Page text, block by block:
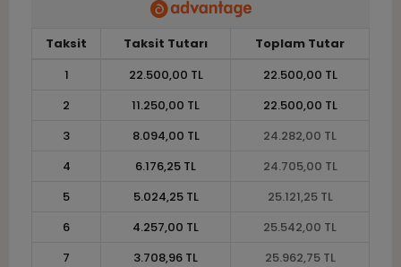
Taksit Taksit Tutarı
Toplam Tutar
1
22.500,00 TL
22.500,00 TL
2
11.250,00 TL
22.500,00 TL
3
8.094,00 TL
24.282,00 TL
4
6.176,25 TL
24.705,00 TL
5
5.024,25 TL
25.121,25 TL
6
4.257,00 TL
25.542,00 TL
7
3.708,96 TL
25.962,75 TL